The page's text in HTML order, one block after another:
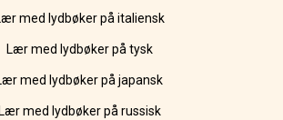
med lydbøker på italiensk
Lær med lydbøker på tysk
med lydbøker på japansk
Lær med lydbøker på russisk